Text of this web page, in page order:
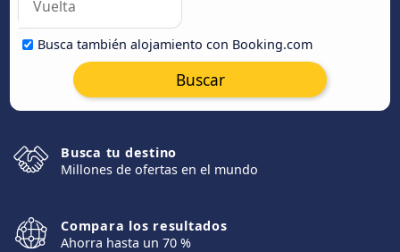
Busca también alojamiento con Booking.com
Buscar
Busca tu destino
Millones de ofertas en el mundo
Compara los resultados
Ahorra hasta un 70 %